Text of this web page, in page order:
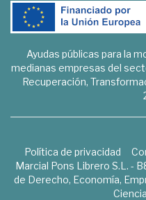
Ayudas públicas para la
medianas empresas del
Recuperación,
Política de privacidad
Marcial Pons Librero S.L. -
de Derecho, Economía,